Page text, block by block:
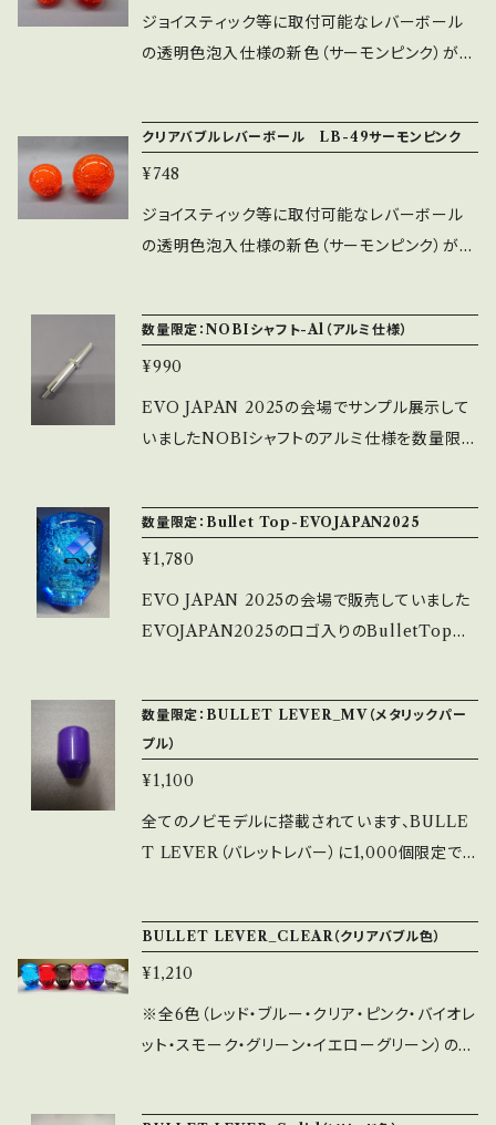
ールと同じ）になります。
ジョイスティック等に取付可能なレバーボール
の透明色泡入仕様の新色（サーモンピンク）が
外径35㎜（45φ）・M6寸法 ※泡の発泡状態は個
体差があります。
クリアバブルレバーボール LB-49サーモンピンク
¥748
ジョイスティック等に取付可能なレバーボール
の透明色泡入仕様の新色（サーモンピンク）が
外径45㎜（45φ）・M6寸法 ※泡の発泡状態は個
体差があります。
数量限定：NOBIシャフト-Al（アルミ仕様）
¥990
EVO JAPAN 2025の会場でサンプル展示して
いましたNOBIシャフトのアルミ仕様を数量限定
量となりますで操作感がかなり変わります（個
人差があります） ※7月18日18時から受注開始
で7月22日に出荷開始となります。 ※取付穴寸
法は通常品と同じくＭ6での取付となります。 ※
数量限定：Bullet Top-EVOJAPAN2025
¥1,780
EVO JAPAN 2025の会場で販売していました
EVOJAPAN2025のロゴ入りのBulletTopに
6（通常のレバーボール等と同じ）になります。
数量限定：BULLET LEVER_MV（メタリックパー
プル）
¥1,100
全てのノビモデルに搭載されています、BULLE
T LEVER（バレットレバー）に1,000個限定でメ
で、専用の梱包箱などはありません。 ※別売り
のNTシャフトを使用して長さを調整する事によ
り、レバーを倒すときの重さ（荷重軸）を微調整で
きます。 ※取付穴径M6（通常のレバーボールと
BULLET LEVER_CLEAR（クリアバブル色）
¥1,210
※全6色（レッド・ブルー・クリア・ピンク・バイオレ
ット・スモーク・グリーン・イエローグリーン）のラ